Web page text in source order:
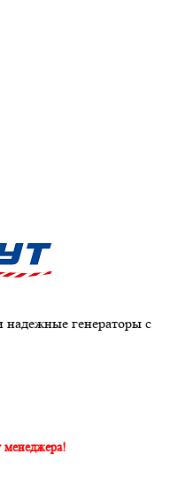
надежные генераторы с
менеджера!